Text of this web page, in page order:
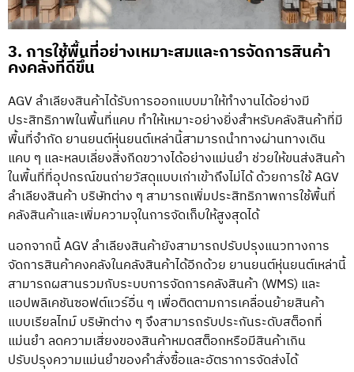
3. การใช้พื้นที่อย่างเหมาะสมและการจัดการสินค้า
คงคลังที่ดีขึ้น
AGV ลำเลียงสินค้าได้รับการออกแบบมาให้ทำงานได้อย่างมี
ประสิทธิภาพในพื้นที่แคบ ทำให้เหมาะอย่างยิ่งสำหรับคลังสินค้าที่มี
พื้นที่จำกัด ยานยนต์หุ่นยนต์เหล่านี้สามารถนำทางผ่านทางเดิน
แคบ ๆ และหลบเลี่ยงสิ่งกีดขวางได้อย่างแม่นยำ ช่วยให้ขนส่งสินค้า
ในพื้นที่ที่อุปกรณ์ขนถ่ายวัสดุแบบเก่าเข้าถึงไม่ได้ ด้วยการใช้ AGV
ลำเลียงสินค้า บริษัทต่าง ๆ สามารถเพิ่มประสิทธิภาพการใช้พื้นที่
คลังสินค้าและเพิ่มความจุในการจัดเก็บให้สูงสุดได้
นอกจากนี้ AGV ลำเลียงสินค้ายังสามารถปรับปรุงแนวทางการ
จัดการสินค้าคงคลังในคลังสินค้าได้อีกด้วย ยานยนต์หุ่นยนต์เหล่านี้
สามารถผสานรวมกับระบบการจัดการคลังสินค้า (WMS) และ
แอปพลิเคชันซอฟต์แวร์อื่น ๆ เพื่อติดตามการเคลื่อนย้ายสินค้า
แบบเรียลไทม์ บริษัทต่าง ๆ จึงสามารถรับประกันระดับสต็อกที่
แม่นยำ ลดความเสี่ยงของสินค้าหมดสต็อกหรือมีสินค้าเกิน
ปรับปรุงความแม่นยำของคำสั่งซื้อและอัตราการจัดส่งได้